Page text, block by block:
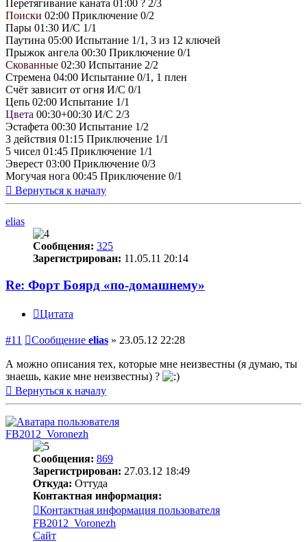
Перетягивание каната 01:00 ? 2/3
Поиски 02:00 Приключение 0/2
Пары 01:30 И/С 1/1
Паутина 05:00 Испытание 1/1, 3 из 12 ключей
Прыжок ангела 00:30 Приключение 0/1
Скованные 02:30 Испытание 2/2
Стремена 04:00 Испытание 0/1, 1 плен
Счёт зависит от огня И/С 0/1
Цепь 02:00 Испытание 1/1
Цвета 00:30+00:30 И/С 2/3
Эстафета 00:30 Испытание 1/2
3 действия 01:15 Приключение 1/1
5 чисел 01:45 Приключение 1/1
Эверест 03:00 Приключение 0/3
Могучая нога 00:45 Приключение 0/1
Вернуться к началу
elias
Сообщения: 325
Зарегистрирован: 11.05.11 20:14
Re: Форт Боярд «по-домашнему»
Цитата
#11 Сообщение elias » 23.05.12 22:28
А можно описания тех, которые мне неизвестны (я думаю, ты
знаешь, какие мне неизвестны) ?
Вернуться к началу
FB2012_Voronezh
Сообщения: 869
Зарегистрирован: 27.03.12 18:49
Откуда: Оттуда
Контактная информация:
Контактная информация пользователя
FB2012_Voronezh
Сайт